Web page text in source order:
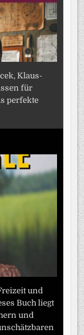
Klaus-
für
perfekte
und
Buch liegt
und